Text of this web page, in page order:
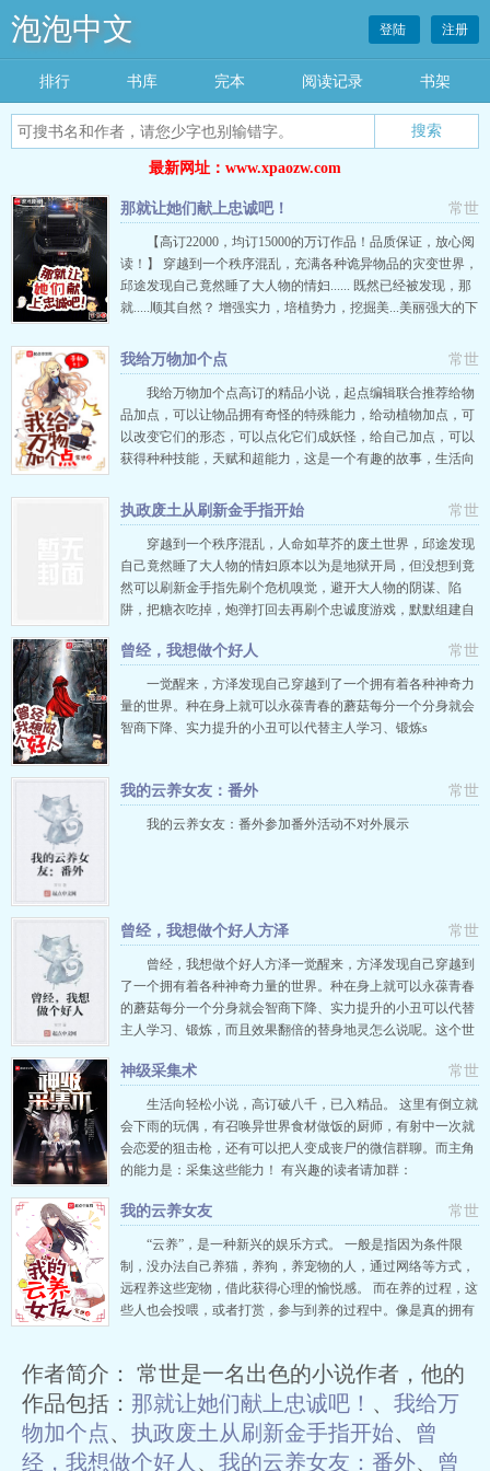
泡泡中文
搜索
登陆 注册
排行 书库 完本 阅读记录 书架
最新网址：www.xpaozw.com
常世
那就让她们献上忠诚吧！
【高订22000，均订15000的万订作品！品质保证，放心阅
读！】 穿越到一个秩序混乱，充满各种诡异物品的灾变世界，
邱途发现自己竟然睡了大人物的情妇...... 既然已经被发现，那
就.....顺其自然？ 增强实力，培植势力，挖掘美...美丽强大的下
以擦除自己在别人心中印象的雌黄石；站在面前就可以自由调
整自己容貌，复制其他人样貌、声音的镜子；
常世
我给万物加个点
我给万物加个点高订的精品小说，起点编辑联合推荐给物
品加点，可以让物品拥有奇怪的特殊能力，给动植物加点，可
以改变它们的形态，可以点化它们成妖怪，给自己加点，可以
获得种种技能，天赋和超能力，这是一个有趣的故事，生活向
团、书本、沙漏、豹子、竹林等等加点尽情期待后续内容。常
世读者1群：66461619000人已满，所以加
常世
执政废土从刷新金手指开始
穿越到一个秩序混乱，人命如草芥的废土世界，邱途发现
自己竟然睡了大人物的情妇原本以为是地狱开局，但没想到竟
然可以刷新金手指先刷个危机嗅觉，避开大人物的阴谋、陷
阱，把糖衣吃掉，炮弹打回去再刷个忠诚度游戏，默默组建自
广积粮，缓称王，积攒物资最后刷个就这样，靠着不断刷新的
金手指，邱途一步步的走上巅峰，成为执掌整个废土世界，带
领人类走向新纪元的王者！已
常世
曾经，我想做个好人
一觉醒来，方泽发现自己穿越到了一个拥有着各种神奇力
量的世界。种在身上就可以永葆青春的蘑菇每分一个分身就会
智商下降、实力提升的小丑可以代替主人学习、锻炼s
常世
我的云养女友：番外
我的云养女友：番外参加番外活动不对外展示
常世
曾经，我想做个好人方泽
曾经，我想做个好人方泽一觉醒来，方泽发现自己穿越到
了一个拥有着各种神奇力量的世界。种在身上就可以永葆青春
的蘑菇每分一个分身就会智商下降、实力提升的小丑可以代替
主人学习、锻炼，而且效果翻倍的替身地灵怎么说呢。这个世
自己还“吃着皇粮”。方泽觉得勉强还能接受吧。所以，如果可
以选择，他想做个好人已有三本万订、精品作品，全都几百万
字正常完本，更
常世
神级采集术
生活向轻松小说，高订破八千，已入精品。 这里有倒立就
会下雨的玩偶，有召唤异世界食材做饭的厨师，有射中一次就
会恋爱的狙击枪，还有可以把人变成丧尸的微信群聊。而主角
的能力是：采集这些能力！ 有兴趣的读者请加群：
的去支持一下呀！可以给一切物品加点，点石成金，改变形
状，变成妖怪，获得超能力！只有想不到的，没有加不出来
的！
常世
我的云养女友
“云养”，是一种新兴的娱乐方式。 一般是指因为条件限
制，没办法自己养猫，养狗，养宠物的人，通过网络等方式，
远程养这些宠物，借此获得心理的愉悦感。 而在养的过程，这
些人也会投喂，或者打赏，参与到养的过程中。像是真的拥有
得【十倍返现】。 提高好感度，可以获得各种【神奇的道
具】，还可以直接“奔
作者简介： 常世是一名出色的小说作者，他的
作品包括： 那就让她们献上忠诚吧！ 、 我给万
物加个点、 执政废土从刷新金手指开始、 曾
经，我想做个好人 、 我的云养女友：番外、 曾